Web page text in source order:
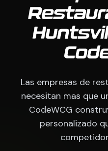
Las empresas de
necesitan mas que
CodeWCG
personalizado